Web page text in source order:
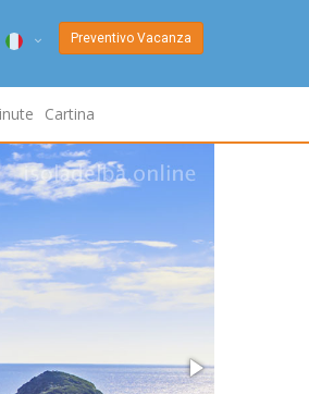
ENG
DEU
NED
FRA
DAN
Preventivo Vacanza
Cartina